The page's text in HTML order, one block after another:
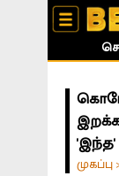
'இந்த'
முகப்பு